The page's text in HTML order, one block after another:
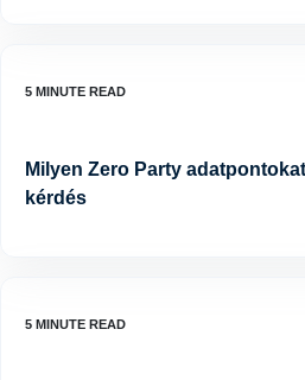
Milyen Zero Party
kérdés